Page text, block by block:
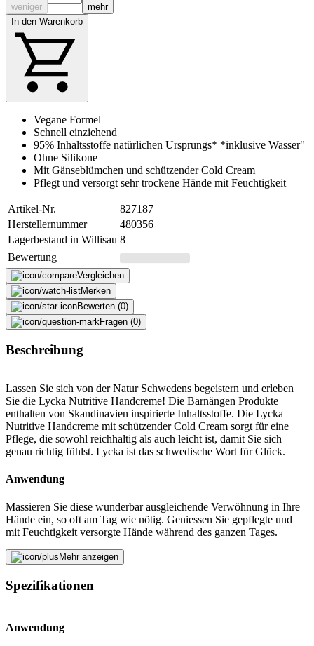
weniger
mehr
In den Warenkorb
Vegane Formel
Schnell einziehend
95% Inhaltsstoffe natürlichen Ursprungs* *inklusive Wasser"
Ohne Silikone
Mit Gänseblümchen und schützender Cold Cream
Pflegt und versorgt sehr trockene Hände mit Feuchtigkeit
Artikel-Nr.
827187
Herstellernummer
480356
Lagerbestand in Willisau 8
Bewertung
Vergleichen
Merken
Bewerten (0)
Fragen (0)
Beschreibung
Lassen Sie sich von der Natur Schwedens begeistern und erleben
Sie die Lycka Nutritive Handcreme! Die Barnängen Produkte
enthalten von Skandinavien inspirierte Inhaltsstoffe. Die Lycka
Nutritive Handcreme mit schützender Cold Cream sorgt für eine
Pflege, die sowohl reichhaltig als auch leicht ist, damit Sie sich
genau richtig fühlst. Lycka ist das schwedische Wort für Glück.
Anwendung
Massieren Sie diese wunderbar ausgleichende Verwöhnung in Ihre
Hände ein, so oft am Tag wie nötig. Geniessen Sie gepflegte und
mit Feuchtigkeit versorgte Hände während des ganzen Tages.
Lagom Schönheit durch Ausgeglichenheit
Die 1868 gegründete schwedische Marke Barnängen ist nicht nur
auch für ihre Philosophie. Das schwedische Zauberwort lautet
«Lagom» und bedeutet so etwas wie «Gerade richtig». Barnängen,
Mehr anzeigen
Spezifikationen
Anwendung